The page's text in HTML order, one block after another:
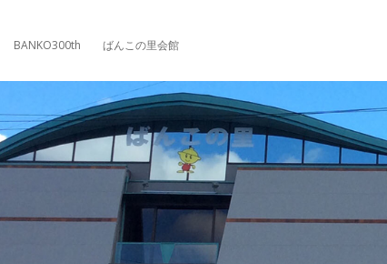
BANKO300th ばんこの里会館